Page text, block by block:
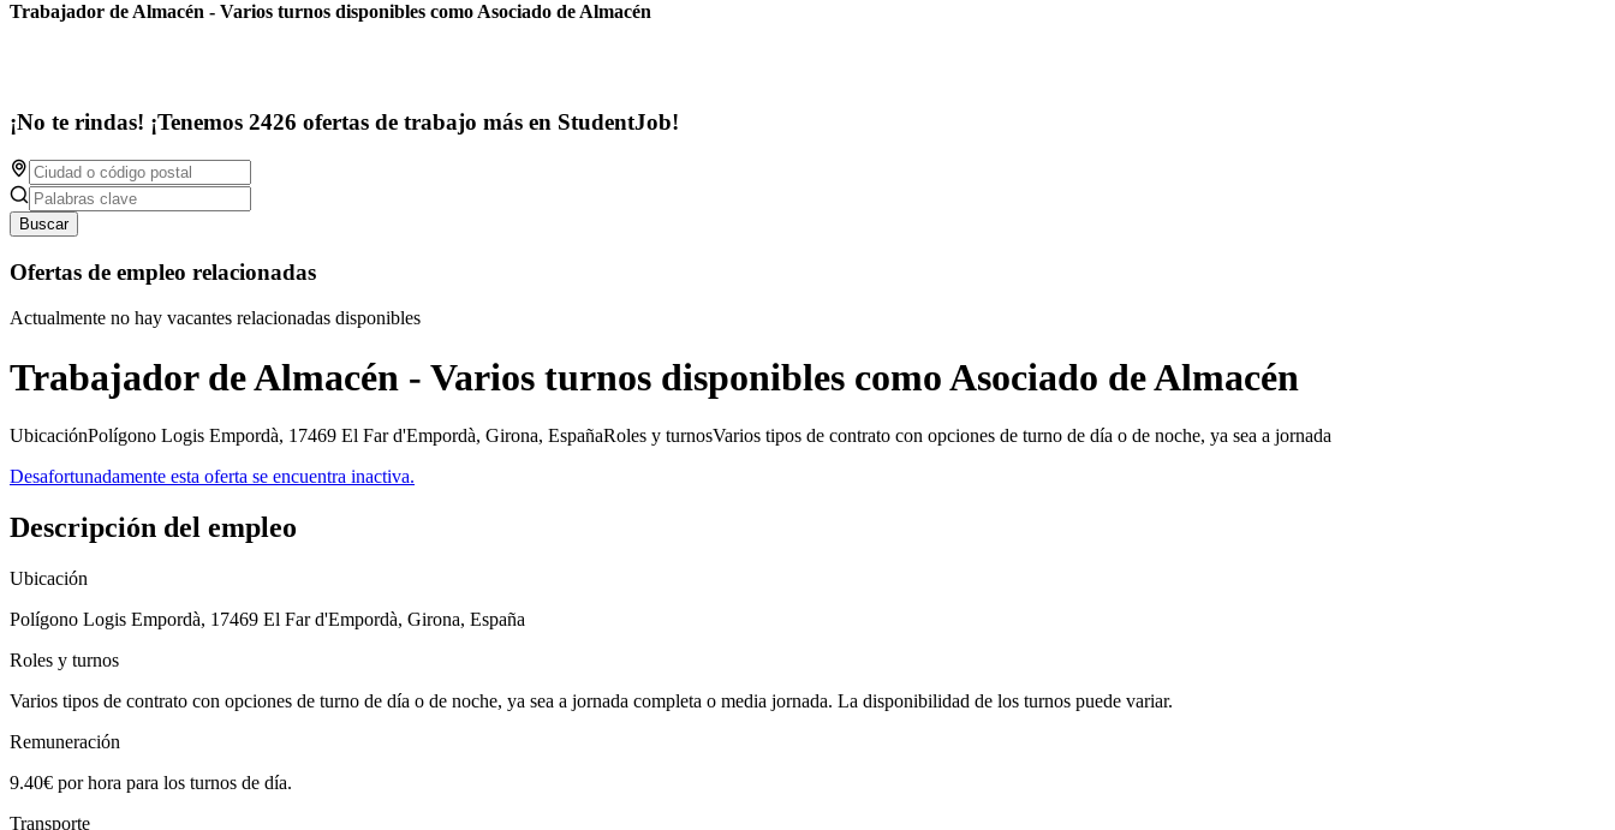
Trabajador de Almacén - Varios turnos disponibles como Asociado de Almacén
¡No te rindas! ¡Tenemos 2426 ofertas de trabajo más en StudentJob!
Buscar
Ofertas de empleo relacionadas
Actualmente no hay vacantes relacionadas disponibles
Trabajador de Almacén - Varios turnos disponibles como Asociado de Almacén
UbicaciónPolígono Logis Empordà, 17469 El Far d'Empordà, Girona, EspañaRoles y turnosVarios tipos de contrato con opciones de turno de día o de noche, ya sea a jornada
Desafortunadamente esta oferta se encuentra inactiva.
Descripción del empleo
Ubicación
Polígono Logis Empordà, 17469 El Far d'Empordà, Girona, España
Roles y turnos
Varios tipos de contrato con opciones de turno de día o de noche, ya sea a jornada completa o media jornada. La disponibilidad de los turnos puede variar.
Remuneración
9.40€ por hora para los turnos de día.
Transporte